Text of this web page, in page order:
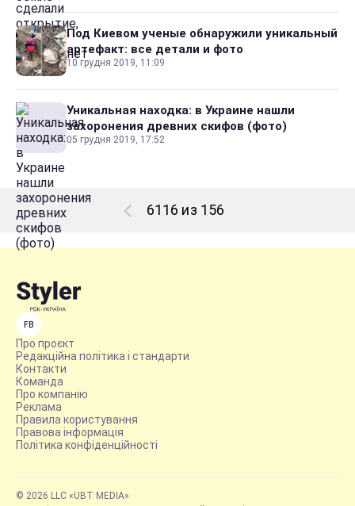
Под Киевом ученые обнаружили уникальный
артефакт: все детали и фото
10 грудня 2019, 11:09
Уникальная находка: в Украине нашли
захоронения древних скифов (фото)
05 грудня 2019, 17:52
6116 из 156
FB
Про проєкт
Редакційна політика і стандарти
Контакти
Команда
Про компанію
Реклама
Правила користування
Правова інформація
Політика конфіденційності
© 2026 LLC «UBT MEDIA»